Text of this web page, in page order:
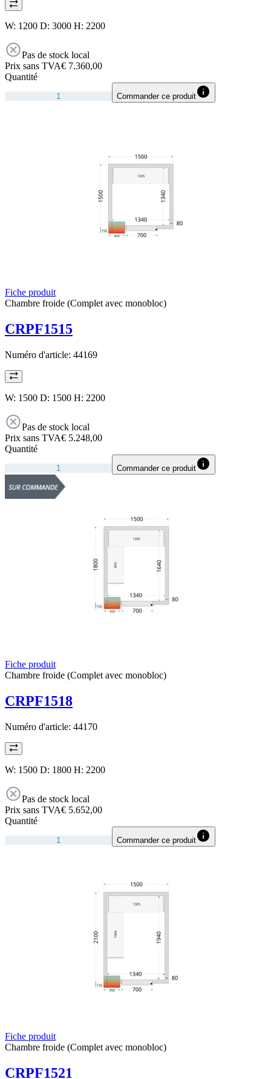
W: 1200 D: 3000 H: 2200
Pas de stock local
Prix sans TVA€ 7.360,00
Quantité
Commander ce produit
Fiche produit
Chambre froide (Complet avec monobloc)
CRPF1515
Numéro d'article: 44169
W: 1500 D: 1500 H: 2200
Pas de stock local
Prix sans TVA€ 5.248,00
Quantité
Commander ce produit
Fiche produit
Chambre froide (Complet avec monobloc)
CRPF1518
Numéro d'article: 44170
W: 1500 D: 1800 H: 2200
Pas de stock local
Prix sans TVA€ 5.652,00
Quantité
Commander ce produit
Fiche produit
Chambre froide (Complet avec monobloc)
CRPF1521